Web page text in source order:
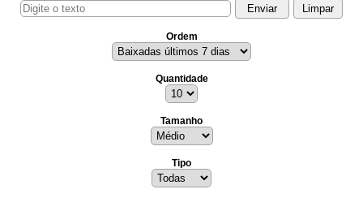
Ordem
Quantidade
Tamanho
Tipo